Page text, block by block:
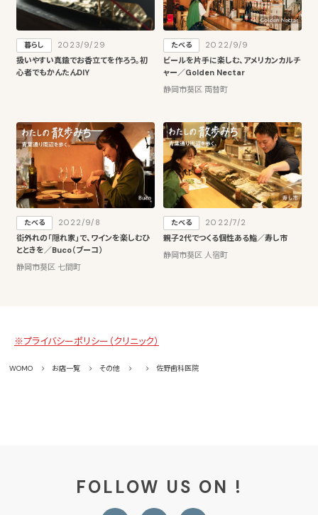
暮らし
2023/9/29
扱いやすい真鍮でお香立てを作ろう。初
心者でもかんたんDIY
たべる
2022/9/9
ビールを片手に楽しむ、アメリカンカルチ
ャー／Golden Nectar
静岡市葵区 両替町
たべる
2022/9/8
街外れの「隠れ家」で、ワインを楽しむひ
とときを／Buco（ブーコ）
静岡市葵区 七間町
たべる
2022/7/2
親子2代でつくる個性ある鮨／寿し市
静岡市葵区 人宿町
※プライバシーポリシー（クリニック）
WOMO お店一覧 その他 佐野歯科医院
FOLLOW US ON !